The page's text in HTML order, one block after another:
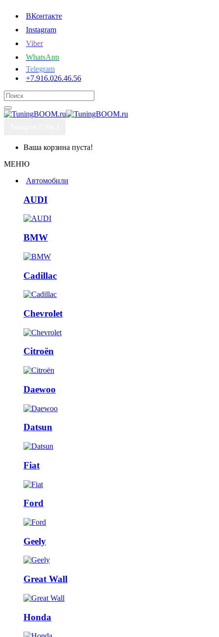
ВКонтакте
Instagram
Viber
WhatsApp
Telegram
+7.916.026.46.56
Ваша корзина пуста!
МЕНЮ
Автомобили
AUDI
BMW
Cadillac
Chevrolet
Citroën
Daewoo
Datsun
Fiat
Ford
Geely
Great Wall
Honda